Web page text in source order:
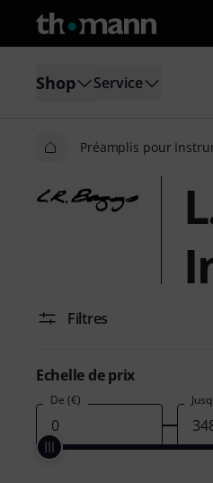
Shop Service
Préamplis pour
Filtres
Echelle de prix
De (€)